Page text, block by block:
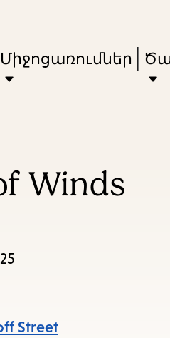
main
main
in
Միջոցառումներ
Winds
Street